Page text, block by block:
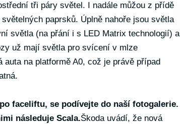
tři páry světel. I nadále můžou z přídě
paprsků. Úplně nahoře jsou světla
světla (na přání i s LED Matrix technologií) a
už mají světla pro svícení v mlze
na platformě A0, což je právě případ
faceliftu, se podívejte do naší fotogalerie.
následuje Scala.Škoda uvádí, že nová